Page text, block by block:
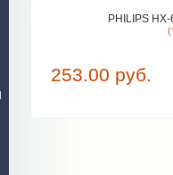
PHILIPS
253.00 руб.